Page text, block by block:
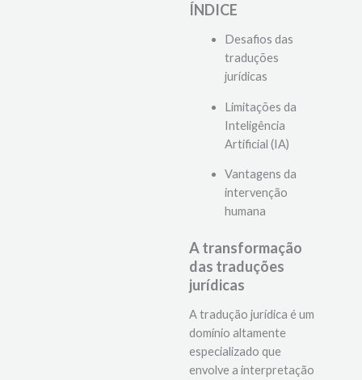
ÍNDICE
Desafios das
traduções
jurídicas
Limitações da
Inteligência
Artificial (IA)
Vantagens da
intervenção
humana
A transformação
das traduções
jurídicas
A tradução jurídica é um
domínio altamente
especializado que
envolve a interpretação